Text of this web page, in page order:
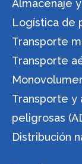
Almacenaje
Logística de
Transporte
Transporte
Transporte y
peligrosas
Distribución